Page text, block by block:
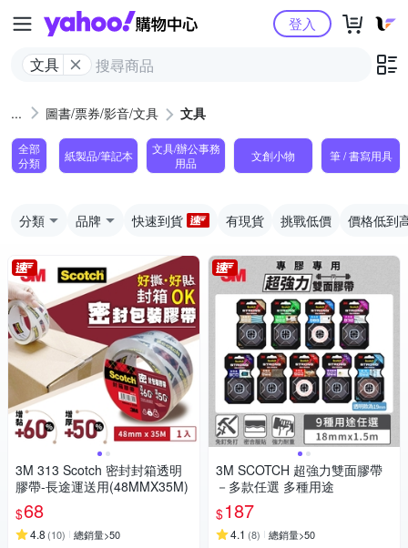
Yahoo購物中心
文具
登入
圖書/票券/影音/文具 文具
全部
分類
紙製品/筆記本
文具/辦公事務
用品
文創小物 筆 / 書寫用具
分類 品牌 快速到貨 有現貨 挑戰低價 價格低到
3M 313 Scotch 密封封箱透明
膠帶-長途運送用(48MMX35M)
$68
4.8 (10) 總銷量>50
3M SCOTCH 超強力雙面膠帶
－多款任選 多種用途
$187
4.1 (8) 總銷量>50